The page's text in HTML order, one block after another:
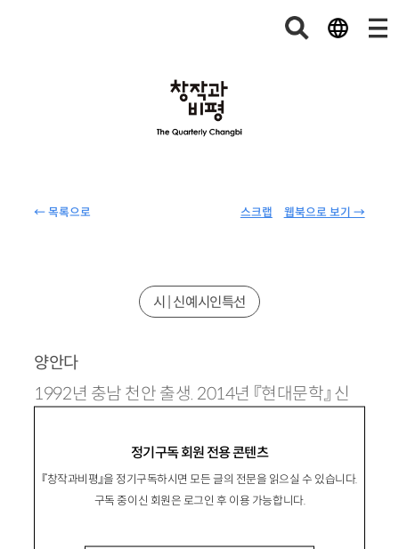
← 목록으로 웹북으로 보기 →
스크랩
정기구독 회원 전용 콘텐츠
『창작과비평』을 정기구독하시면 모든 글의 전문을 읽으실 수 있습니다.
구독 중이신 회원은 로그인 후 이용 가능합니다.
시 | 신예시인특선
양안다
1992년 충남 천안 출생. 2014년 『현대문학』 신